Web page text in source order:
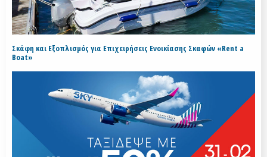
Σκάφη και Εξοπλισμός για Επιχειρήσεις Ενοικίασης Σκαφών «Rent a
Boat»